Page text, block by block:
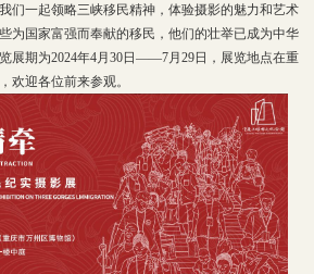
们一起领略三峡移民精神，体验摄影的魅力和艺术
为国家富强而奉献的移民，他们的壮举已成为中华
展期为2024年4月30日——7月29日，展览地点在重
欢迎各位前来参观。